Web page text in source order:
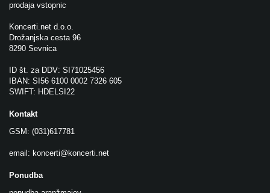
prodaja vstopnic
Koncerti.net d.o.o.
Drožanjska cesta 96
8290 Sevnica
ID št. za DDV: SI71025456
IBAN: SI56 6100 0002 7326 605
SWIFT: HDELSI22
Kontakt
GSM: (031)617781
email: koncerti@koncerti.net
Ponudba